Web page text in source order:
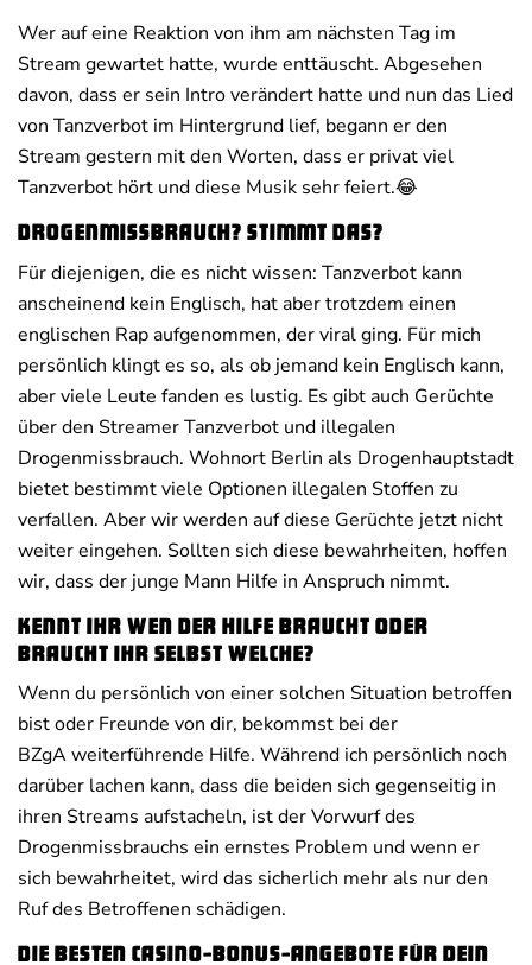
Wer auf eine Reaktion von ihm am nächsten Tag im
Stream gewartet hatte, wurde enttäuscht. Abgesehen
davon, dass er sein Intro verändert hatte und nun das Lied
von Tanzverbot im Hintergrund lief, begann er den
Stream gestern mit den Worten, dass er privat viel
Tanzverbot hört und diese Musik sehr feiert.😂
Drogenmissbrauch? Stimmt das?
Für diejenigen, die es nicht wissen: Tanzverbot kann
anscheinend kein Englisch, hat aber trotzdem einen
englischen Rap aufgenommen, der viral ging. Für mich
persönlich klingt es so, als ob jemand kein Englisch kann,
aber viele Leute fanden es lustig. Es gibt auch Gerüchte
über den Streamer Tanzverbot und illegalen
Drogenmissbrauch. Wohnort Berlin als Drogenhauptstadt
bietet bestimmt viele Optionen illegalen Stoffen zu
verfallen. Aber wir werden auf diese Gerüchte jetzt nicht
weiter eingehen. Sollten sich diese bewahrheiten, hoffen
wir, dass der junge Mann Hilfe in Anspruch nimmt.
Kennt ihr wen der Hilfe braucht oder
braucht ihr selbst welche?
Wenn du persönlich von einer solchen Situation betroffen
bist oder Freunde von dir, bekommst bei der
BZgA weiterführende Hilfe. Während ich persönlich noch
darüber lachen kann, dass die beiden sich gegenseitig in
ihren Streams aufstacheln, ist der Vorwurf des
Drogenmissbrauchs ein ernstes Problem und wenn er
sich bewahrheitet, wird das sicherlich mehr als nur den
Ruf des Betroffenen schädigen.
Die besten Casino-Bonus-Angebote für dein